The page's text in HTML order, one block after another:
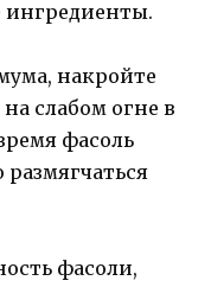
ингредиенты.
накройте
слабом огне в
фасоль
фасоли,